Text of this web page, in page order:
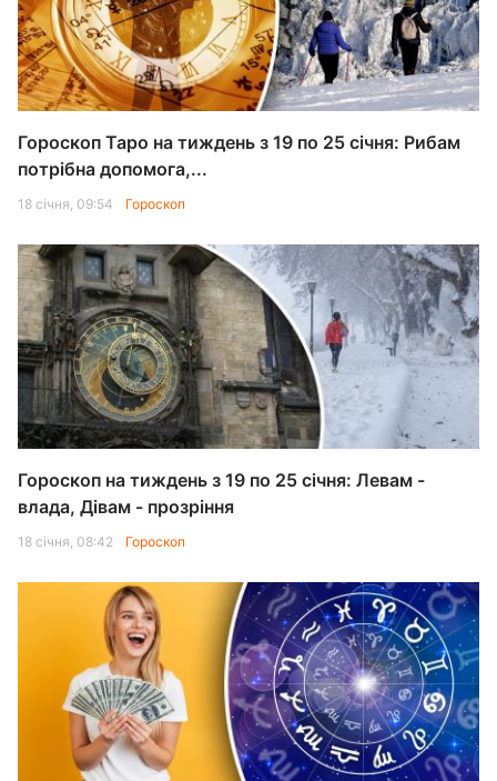
Гороскоп Таро на тиждень з 19 по 25 січня: Рибам
потрібна допомога,...
18 січня, 09:54 Гороскоп
Гороскоп на тиждень з 19 по 25 січня: Левам -
влада, Дівам - прозріння
18 січня, 08:42 Гороскоп